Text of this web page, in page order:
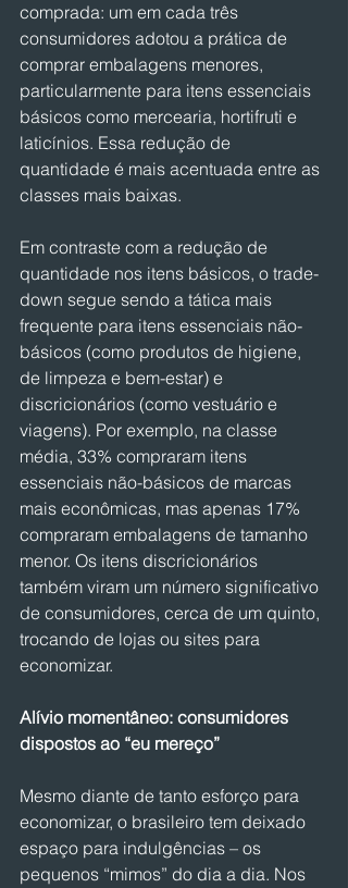
comprada: um em cada três
consumidores adotou a prática de
comprar embalagens menores,
particularmente para itens essenciais
básicos como mercearia, hortifruti e
laticínios. Essa redução de
quantidade é mais acentuada entre as
classes mais baixas.
Em contraste com a redução de
quantidade nos itens básicos, o trade-
down segue sendo a tática mais
frequente para itens essenciais não-
básicos (como produtos de higiene,
de limpeza e bem-estar) e
discricionários (como vestuário e
viagens). Por exemplo, na classe
média, 33% compraram itens
essenciais não-básicos de marcas
mais econômicas, mas apenas 17%
compraram embalagens de tamanho
menor. Os itens discricionários
também viram um número significativo
de consumidores, cerca de um quinto,
trocando de lojas ou sites para
economizar.
Alívio momentâneo: consumidores
dispostos ao “eu mereço”
Mesmo diante de tanto esforço para
economizar, o brasileiro tem deixado
espaço para indulgências – os
pequenos “mimos” do dia a dia. Nos